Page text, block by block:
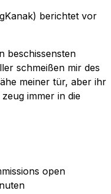
berichtet vor
beschissensten
schmeißen mir des
meiner tür, aber ihr
immer in die
open